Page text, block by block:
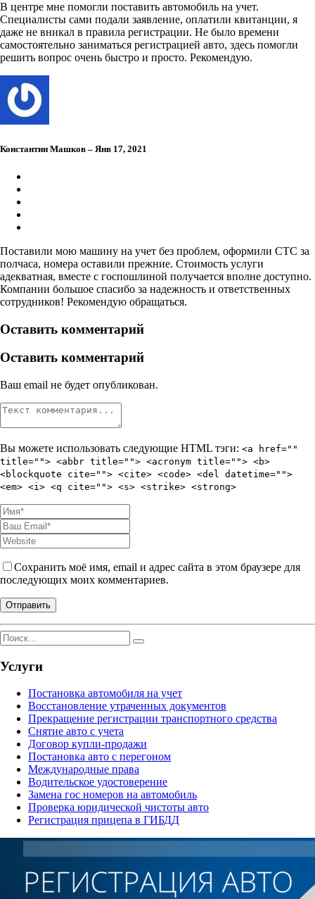
В центре мне помогли поставить автомобиль на учет.
Специалисты сами подали заявление, оплатили квитанции, я
даже не вникал в правила регистрации. Не было времени
самостоятельно заниматься регистрацией авто, здесь помогли
решить вопрос очень быстро и просто. Рекомендую.
Константин Машков – Янв 17, 2021
Поставили мою машину на учет без проблем, оформили СТС за
полчаса, номера оставили прежние. Стоимость услуги
адекватная, вместе с госпошлиной получается вполне доступно.
Компании большое спасибо за надежность и ответственных
сотрудников! Рекомендую обращаться.
Оставить комментарий
Оставить комментарий
Ваш email не будет опубликован.
Вы можете использовать следующие HTML тэги: <a href=""
title=""> <abbr title=""> <acronym title=""> <b>
<blockquote cite=""> <cite> <code> <del datetime="">
<em> <i> <q cite=""> <s> <strike> <strong>
Сохранить моё имя, email и адрес сайта в этом браузере для
последующих моих комментариев.
Услуги
Постановка автомобиля на учет
Восстановление утраченных документов
Прекращение регистрации транспортного средства
Снятие авто с учета
Договор купли-продажи
Постановка авто с перегоном
Международные права
Водительское удостоверение
Замена гос номеров на автомобиль
Проверка юридической чистоты авто
Регистрация прицепа в ГИБДД